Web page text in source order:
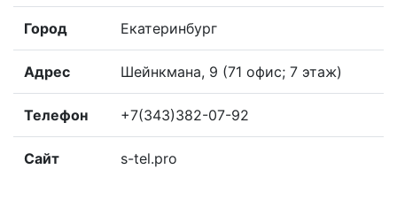
Город Екатеринбург
Адрес Шейнкмана, 9 (71 офис; 7 этаж)
Телефон +7(343)382-07-92
Сайт s-tel.pro